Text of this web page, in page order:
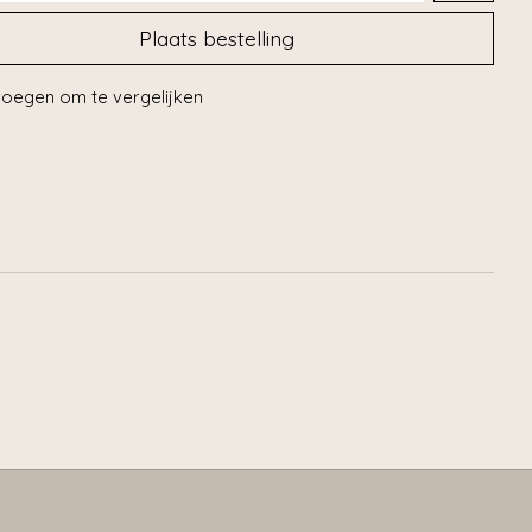
Plaats bestelling
om te vergelijken